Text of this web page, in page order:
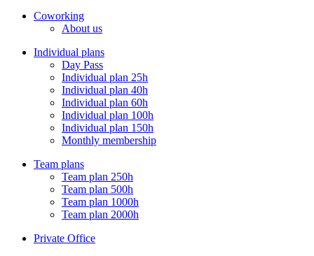
Close
Coworking
About us
Individual plans
Day Pass
Individual plan 25h
Individual plan 40h
Individual plan 60h
Individual plan 100h
Individual plan 150h
Monthly membership
Team plans
Team plan 250h
Team plan 500h
Team plan 1000h
Team plan 2000h
Private Office